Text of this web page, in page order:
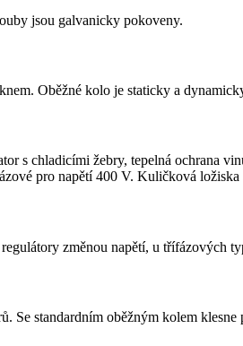
jsou galvanicky pokoveny.
Oběžné kolo je staticky a
s chladicími žebry, tepelná ochrana
pro napětí 400 V. Kuličková
změnou napětí, u třífázových
Se standardním oběžným kolem